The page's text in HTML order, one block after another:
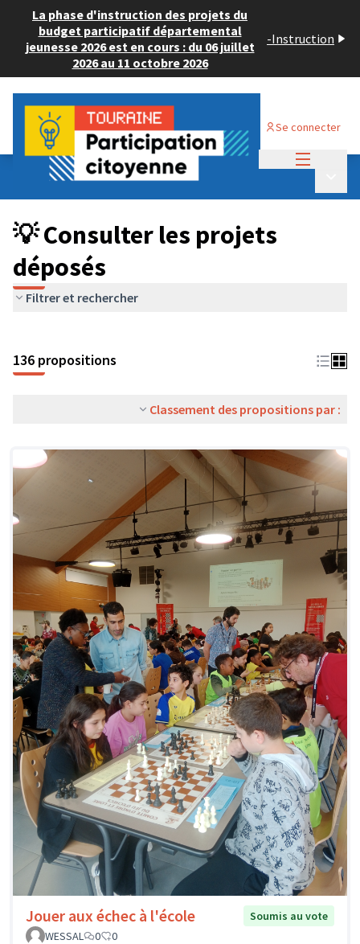
La phase d'instruction des projets du
budget participatif départemental
jeunesse 2026 est en cours : du 06 juillet
2026 au 11 octobre 2026
-Instruction
Se connecter
Budget Participatif JEUNESSE 2024
💡 Consulter les projets déposés
💡 Consulter les projets
déposés
Filtrer et rechercher
136 propositions
Classement des propositions par :
Jouer aux échec à l'école
Soumis au vote
WESSAL
0 0